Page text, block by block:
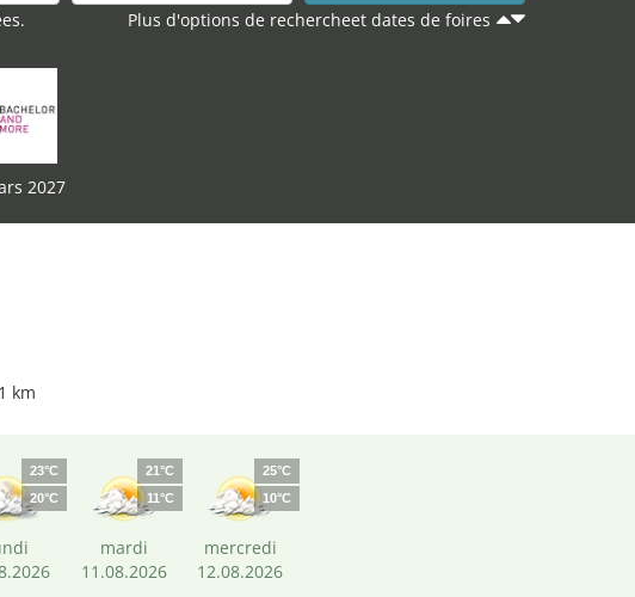
Plus d'options de rechercheet dates de foires
2027
km
23°C
20°C
21°C
11°C
mardi
11.08.2026
25°C
10°C
mercredi
12.08.2026